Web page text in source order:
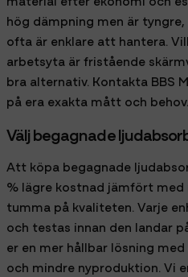
hög dämpning men är
ofta är enklare att hantera.
arbetsyta är fristående
bra alternativ. Kontakta BBS
på era exakta mått och behov.
Välj begagnade
Att köpa begagnade
% lägre kostnad jämfört
tumma på kvaliteten. Varje
och testas innan den landar
er en mer hållbar lösning
och mindre nyproduktion. Vi